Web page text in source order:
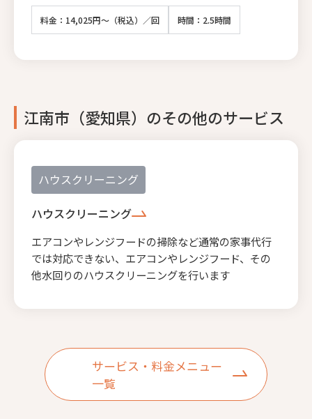
料金：14,025円～（税込）／回 時間：2.5時間
江南市（愛知県）のその他のサービス
ハウスクリーニング
ハウスクリーニング
エアコンやレンジフードの掃除など通常の家事代行
では対応できない、エアコンやレンジフード、その
他水回りのハウスクリーニングを行います
サービス・料金メニュー
一覧